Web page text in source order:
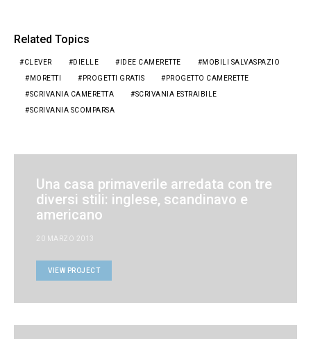
Related Topics
CLEVER DIELLE IDEE CAMERETTE MOBILI SALVASPAZIO
MORETTI PROGETTI GRATIS PROGETTO CAMERETTE
SCRIVANIA CAMERETTA SCRIVANIA ESTRAIBILE
SCRIVANIA SCOMPARSA
Una casa primaverile arredata con tre
diversi stili: inglese, scandinavo e
americano
20 MARZO 2013
VIEW PROJECT